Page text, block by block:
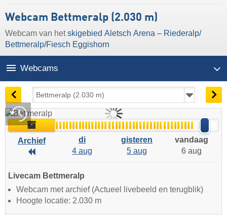
Webcam Bettmeralp (2.030 m)
Webcam van hetskigebied Aletsch Arena – Riederalp/​
Bettmeralp/​Fiesch Eggishorn
Webcams
Live
18:08 | vandaag 6 aug
Archief
Archief
Archief
di
4 aug
gisteren
5 aug
vandaag
6 aug
Livecam Bettmeralp
Webcam met archief (Actueel livebeeld en terugblik)
Hoogte locatie: 2.030 m